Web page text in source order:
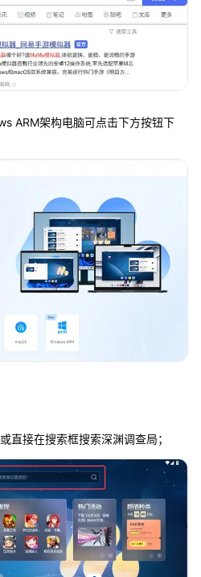
ARM架构电脑可点击下方按钮下
直接在搜索框搜索深渊调查局；